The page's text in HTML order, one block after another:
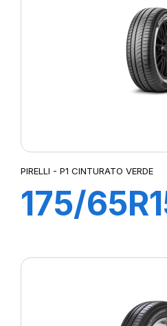
PIRELLI - P1 CINTURATO VERDE
175/